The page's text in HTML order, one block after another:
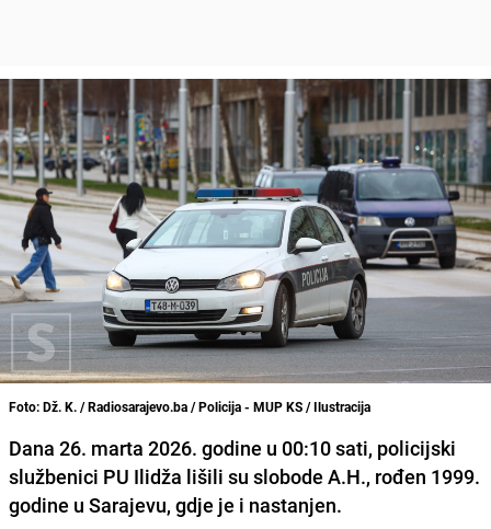
Foto: Dž. K. / Radiosarajevo.ba / Policija - MUP KS / Ilustracija
Dana 26. marta 2026. godine u 00:10 sati, policijski
službenici PU Ilidža lišili su slobode A.H., rođen 1999.
godine u Sarajevu, gdje je i nastanjen.